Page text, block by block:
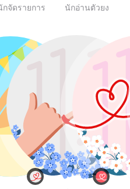
กจัดรายการ นักอ่านตัวยง